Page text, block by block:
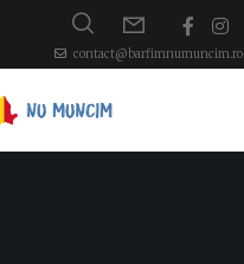
contact@barfimnumuncim.ro